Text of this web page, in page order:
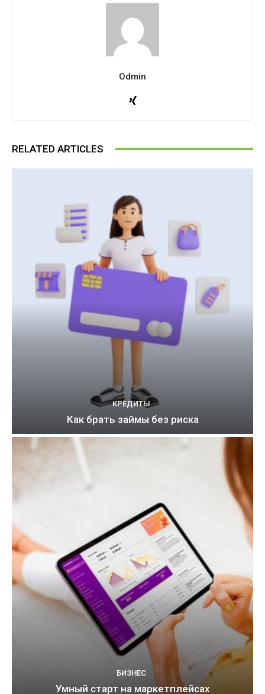
Odmin
RELATED ARTICLES
КРЕДИТЫ
Как брать займы без риска
БИЗНЕС
Умный старт на маркетплейсах